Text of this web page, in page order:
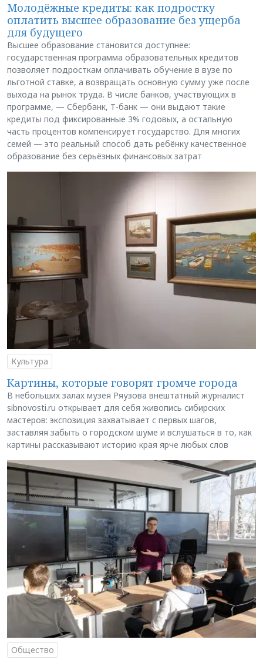
Молодёжные кредиты: как подростку
оплатить высшее образование без ущерба
для будущего
Высшее образование становится доступнее:
государственная программа образовательных кредитов
позволяет подросткам оплачивать обучение в вузе по
льготной ставке, а возвращать основную сумму уже после
выхода на рынок труда. В числе банков, участвующих в
программе, — Сбербанк, Т-банк — они выдают такие
кредиты под фиксированные 3% годовых, а остальную
часть процентов компенсирует государство. Для многих
семей — это реальный способ дать ребёнку качественное
образование без серьёзных финансовых затрат
Культура
Картины, которые говорят громче города
В небольших залах музея Ряузова внештатный журналист
sibnovosti.ru открывает для себя живопись сибирских
мастеров: экспозиция захватывает с первых шагов,
заставляя забыть о городском шуме и вслушаться в то, как
картины рассказывают историю края ярче любых слов
Общество